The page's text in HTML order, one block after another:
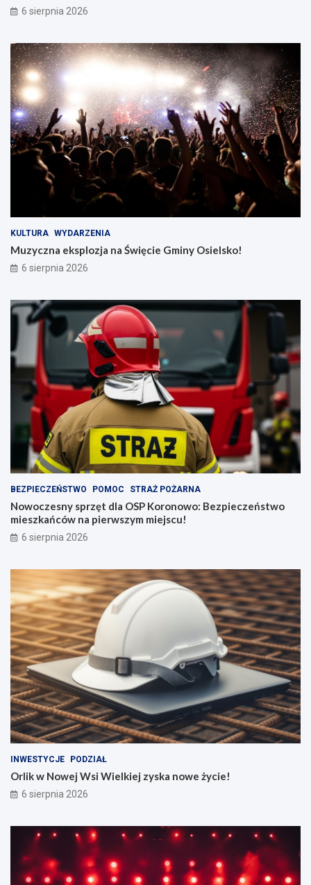
6 sierpnia 2026
KULTURA WYDARZENIA
Muzyczna eksplozja na Święcie Gminy Osielsko!
6 sierpnia 2026
BEZPIECZEŃSTWO POMOC STRAŻ POŻARNA
Nowoczesny sprzęt dla OSP Koronowo: Bezpieczeństwo
mieszkańców na pierwszym miejscu!
6 sierpnia 2026
INWESTYCJE PODZIAŁ
Orlik w Nowej Wsi Wielkiej zyska nowe życie!
6 sierpnia 2026